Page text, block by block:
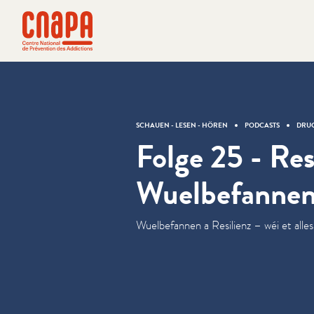
Direkt zum Inhalt springen
cnapa
SCHAUEN - LESEN - HÖREN PODCASTS
Folge 25 -
Wuel­be­fan­nen a Resilienz – wéi et
Cookie-Einstellungen